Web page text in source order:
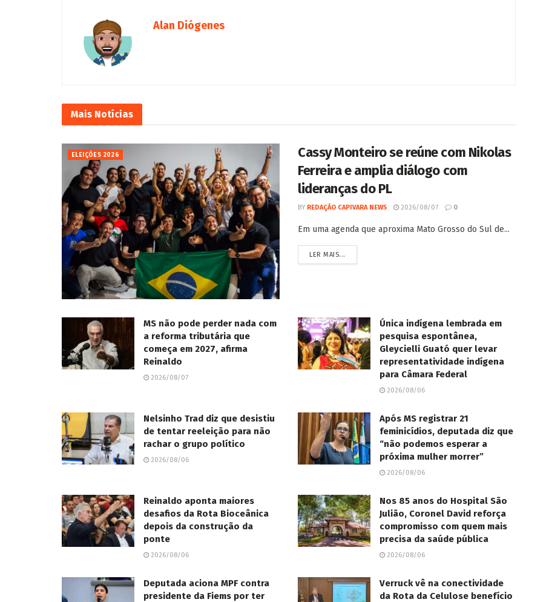
Alan Diógenes
Mais Notícias
ELEIÇÕES 2026
Cassy Monteiro se reúne com Nikolas
Ferreira e amplia diálogo com
lideranças do PL
BY REDAÇÃO CAPIVARA NEWS 2026/08/07 0
Em uma agenda que aproxima Mato Grosso do Sul de...
LER MAIS...
MS não pode perder nada com
a reforma tributária que
começa em 2027, afirma
Reinaldo
2026/08/07
Única indígena lembrada em
pesquisa espontânea,
Gleycielli Guató quer levar
representatividade indígena
para Câmara Federal
2026/08/06
Nelsinho Trad diz que desistiu
de tentar reeleição para não
rachar o grupo político
2026/08/06
Após MS registrar 21
feminicídios, deputada diz que
“não podemos esperar a
próxima mulher morrer”
2026/08/06
Reinaldo aponta maiores
desafios da Rota Bioceânica
depois da construção da
ponte
2026/08/06
Nos 85 anos do Hospital São
Julião, Coronel David reforça
compromisso com quem mais
precisa da saúde pública
2026/08/06
Deputada aciona MPF contra
presidente da Fiems por ter
Verruck vê na conectividade
da Rota da Celulose benefício